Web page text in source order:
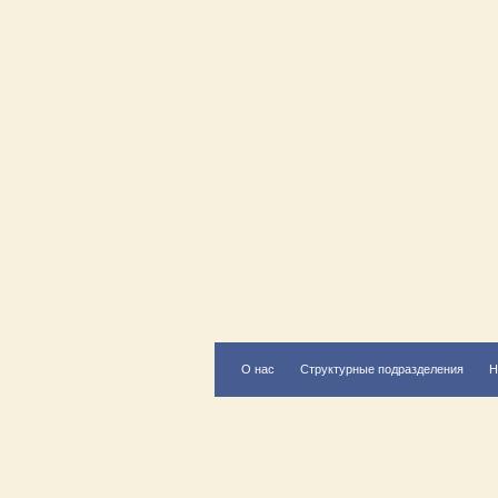
О нас Структурные подразделения